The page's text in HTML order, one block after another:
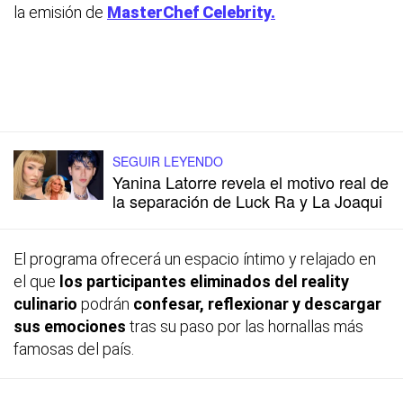
la emisión de MasterChef Celebrity.
SEGUIR LEYENDO
Yanina Latorre revela el motivo real de
la separación de Luck Ra y La Joaqui
El programa ofrecerá un espacio íntimo y relajado en
el que los participantes eliminados del reality
culinario podrán confesar, reflexionar y descargar
sus emociones tras su paso por las hornallas más
famosas del país.